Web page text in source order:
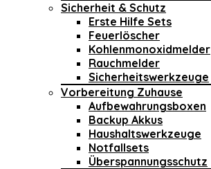
Sicherheit & Schutz
Erste Hilfe Sets
Feuerlöscher
Kohlenmonoxidmelder
Rauchmelder
Sicherheitswerkzeuge
Vorbereitung Zuhause
Aufbewahrungsboxen
Backup Akkus
Haushaltswerkzeuge
Notfallsets
Überspannungsschutz